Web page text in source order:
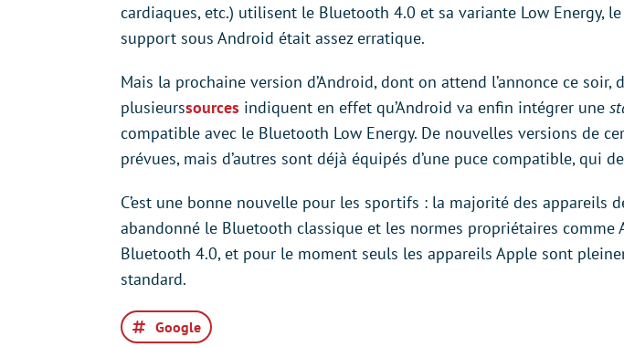
cardiaques, etc.) utilisent le Bluetooth 4.0 et sa variante Low Energy, le
support sous Android était assez erratique.
Mais la prochaine version d’Android, dont on attend l’annonce ce
plusieurssources indiquent en effet qu’Android va enfin intégrer une
compatible avec le Bluetooth Low Energy. De nouvelles versions de
prévues, mais d’autres sont déjà équipés d’une puce compatible, qui
C’est une bonne nouvelle pour les sportifs : la majorité des appareils
abandonné le Bluetooth classique et les normes propriétaires comme
Bluetooth 4.0, et pour le moment seuls les appareils Apple sont
standard.
Google